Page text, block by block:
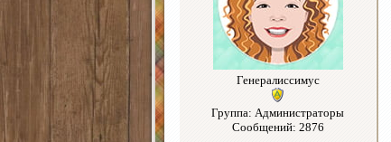
Генералиссимус
Группа: Администраторы
Сообщений: 2876